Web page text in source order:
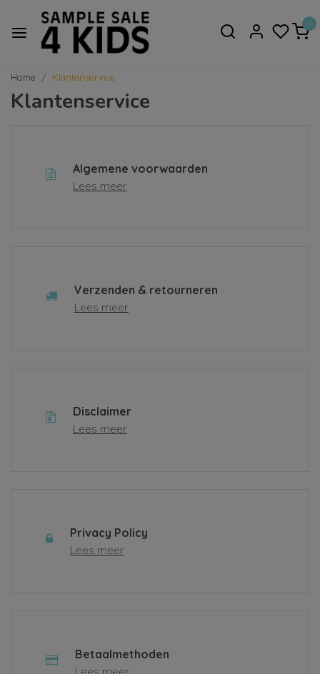
0
Home Klantenservice
Klantenservice
Algemene voorwaarden
Lees meer
Verzenden & retourneren
Lees meer
Disclaimer
Lees meer
Privacy Policy
Lees meer
Betaalmethoden